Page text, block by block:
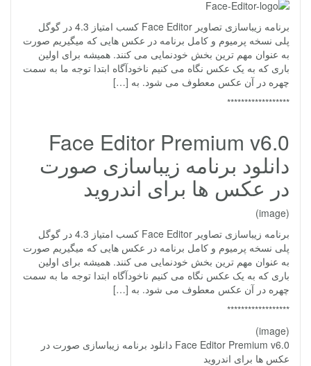
برنامه زیباسازی تصاویر Face Editor کسب امتیاز 4.3 در گوگل
پلی نسخه پرمیوم و کامل برنامه در عکس هایی که میگیریم صورت
به عنوان مهم ترین بخش خودنمایی می کنند. همیشه برای اولین
باری که به یک عکس نگاه می کنیم ناخودآگاه ابتدا توجه ما به سمت
چهره در آن عکس معطوف می شود. به […]
******************
Face Editor Premium v6.0
دانلود برنامه زیباسازی صورت
در عکس ها برای اندروید
(image)
برنامه زیباسازی تصاویر Face Editor کسب امتیاز 4.3 در گوگل
پلی نسخه پرمیوم و کامل برنامه در عکس هایی که میگیریم صورت
به عنوان مهم ترین بخش خودنمایی می کنند. همیشه برای اولین
باری که به یک عکس نگاه می کنیم ناخودآگاه ابتدا توجه ما به سمت
چهره در آن عکس معطوف می شود. به […]
******************
(image)
Face Editor Premium v6.0 دانلود برنامه زیباسازی صورت در
عکس ها برای اندروید